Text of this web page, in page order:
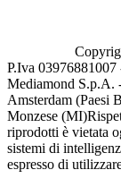
P.Iva
Mediamond S.p.A.
Amsterdam (Paesi
Monzese (MI)
riprodotti è vietata
sistemi di
espresso di